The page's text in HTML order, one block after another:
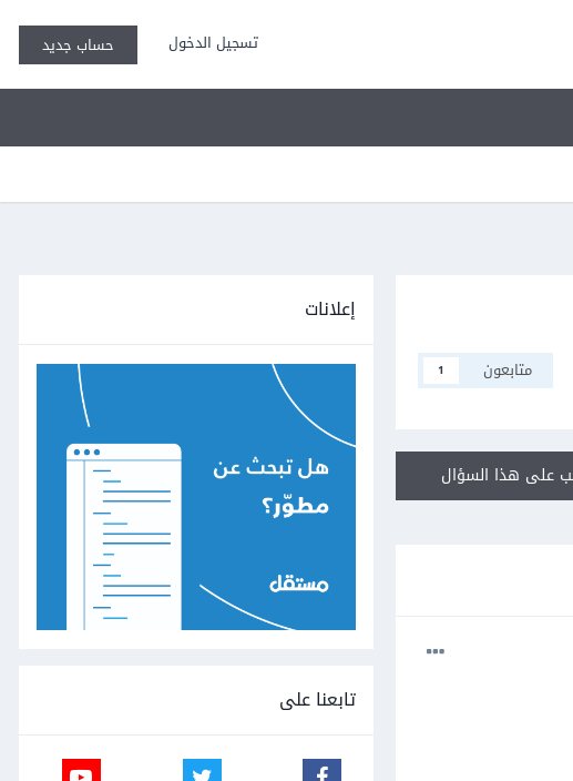
تسجيل الدخول حساب جديد
متابعون 1
على هذا السؤال
إعلانات
تابعنا على